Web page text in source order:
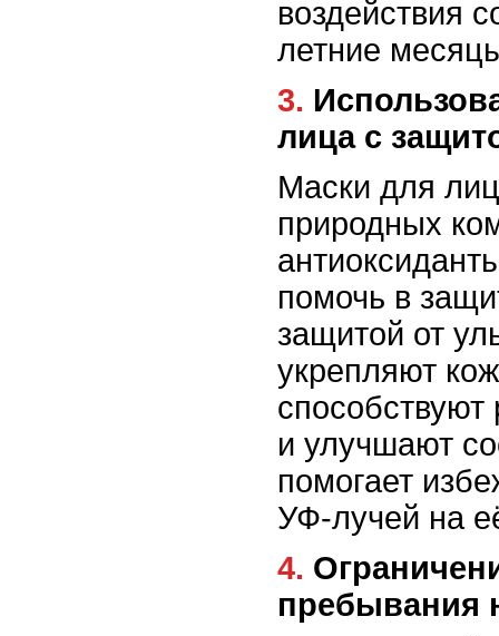
воздействия
летние
3. Использование масок для
лица с
Маски для
природных
помочь в
защитой от
укрепляют
способствуют
и улучшают
помогает
УФ-лучей на
4. Ограничение времени
пребывания